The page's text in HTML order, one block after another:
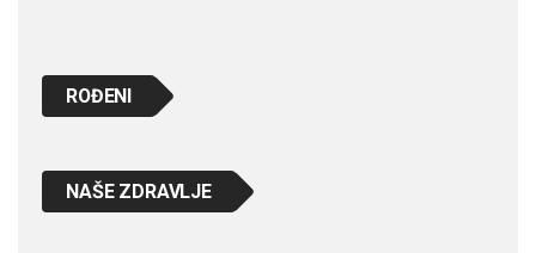
ROĐENI
NAŠE ZDRAVLJE